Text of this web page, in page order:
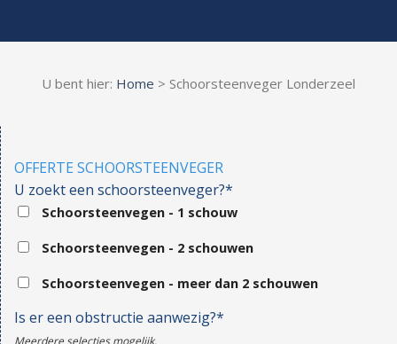
U bent hier: Home > Schoorsteenveger Londerzeel
OFFERTE SCHOORSTEENVEGER
U zoekt een schoorsteenveger?*
Schoorsteenvegen - 1 schouw
Schoorsteenvegen - 2 schouwen
Schoorsteenvegen - meer dan 2 schouwen
Is er een obstructie aanwezig?*